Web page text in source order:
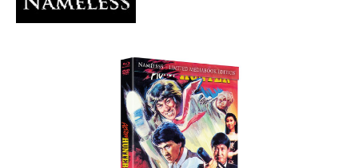
Bildergalerie überspringen